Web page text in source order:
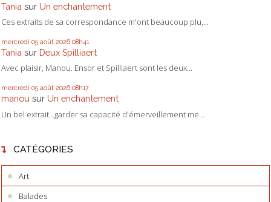
Tania sur Un enchantement
Ces extraits de sa correspondance m'ont beaucoup plu,...
mercredi 05 août 2026 08h41
Tania sur Deux Spilliaert
Avec plaisir, Manou. Ensor et Spilliaert sont les deux...
mercredi 05 août 2026 08h17
manou sur Un enchantement
Un bel extrait...garder sa capacité d'émerveillement me...
CATÉGORIES
Art
Balades